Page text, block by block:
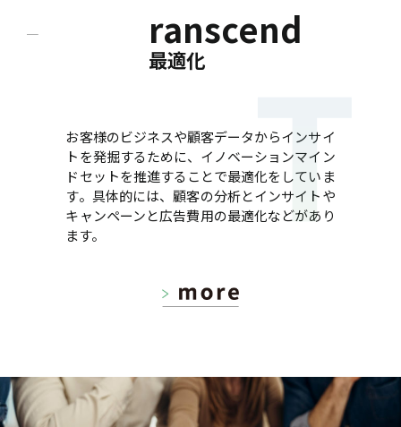
ranscend
最適化
お客様のビジネスや顧客データからインサイ
トを発掘するために、イノベーションマイン
ドセットを推進することで最適化をしていま
す。具体的には、顧客の分析とインサイトや
キャンペーンと広告費用の最適化などがあり
ます。